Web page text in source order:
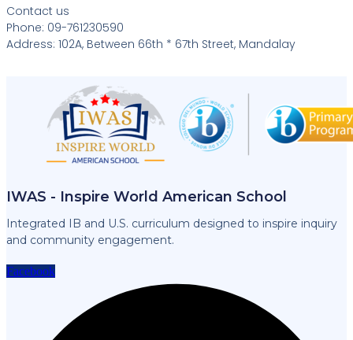
Contact us
Phone: 09-761230590
Address: 102A, Between 66th * 67th Street, Mandalay
IWAS - Inspire World American School
Integrated IB and U.S. curriculum designed to inspire inquiry
and community engagement.
Facebook